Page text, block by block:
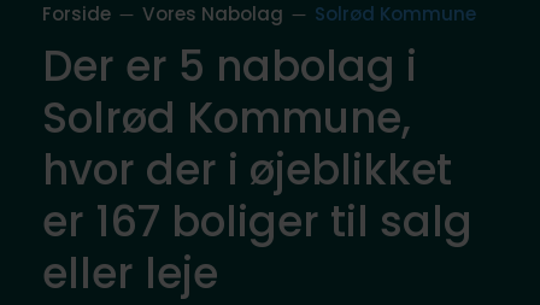
Forside Vores Nabolag Solrød Kommune
Der er 5 nabolag i
Solrød Kommune,
hvor der i øjeblikket
er 167 boliger til salg
eller leje